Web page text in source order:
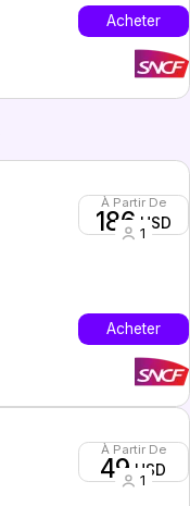
Acheter
À Partir De
186 USD
1
Acheter
À Partir De
49 USD
1